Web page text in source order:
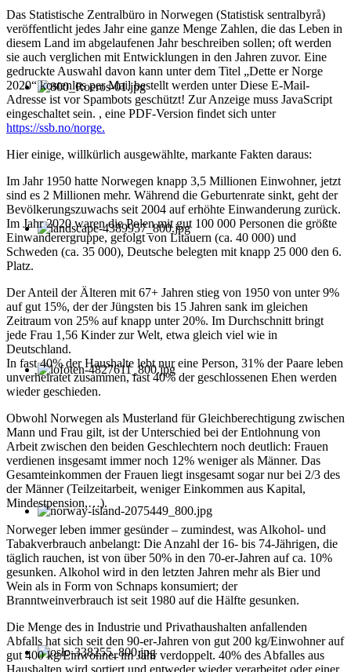
Das Statistische Zentralbüro in Norwegen (Statistisk sentralbyrå)
veröffentlicht jedes Jahr eine ganze Menge Zahlen, die das Leben in
diesem Land im abgelaufenen Jahr beschreiben sollen; oft werden
sie auch verglichen mit Entwicklungen in den Jahren zuvor. Eine
gedruckte Auswahl davon kann unter dem Titel „Dette er Norge
2020“ kostenlos per Mail bestellt werden unterDiese E-Mail-
Adresse ist vor Spambots geschützt! Zur Anzeige muss JavaScript
eingeschaltet sein. , eine PDF-Version findet sich unter
https://ssb.no/norge.
Hier einige, willkürlich ausgewählte, markante Fakten daraus:
Im Jahr 1950 hatte Norwegen knapp 3,5 Millionen Einwohner, jetzt
sind es 2 Millionen mehr. Während die Geburtenrate sinkt, geht der
Bevölkerungszuwachs seit 2004 auf erhöhte Einwanderung zurück.
Im Jahr 2020 waren die Polen mit gut 100 000 Personen die größte
Einwanderergruppe, gefolgt von Litauern (ca. 40 000) und
Schweden (ca. 35 000), Deutsche belegten mit knapp 25 000 den 6.
Platz.
Der Anteil der Älteren mit 67+ Jahren stieg von 1950 von unter 9%
auf gut 15%, der der Jüngsten bis 15 Jahren sank im gleichen
Zeitraum von 25% auf knapp unter 20%. Im Durchschnitt bringt
jede Frau 1,56 Kinder zur Welt, etwa gleich viel wie in
Deutschland.
In fast 40% der Haushalte lebt nur eine Person, 31% der Paare leben
unverheiratet zusammen, fast 40% der geschlossenen Ehen werden
wieder geschieden.
Obwohl Norwegen als Musterland für Gleichberechtigung zwischen
Mann und Frau gilt, ist der Unterschied bei der Entlohnung von
Arbeit zwischen den beiden Geschlechtern noch deutlich: Frauen
verdienen insgesamt immer noch 12% weniger als Männer. Das
Gesamteinkommen der Frauen liegt insgesamt sogar nur bei 2/3 des
der Männer (Teilzeitarbeit, weniger Einkommen aus Kapital,
Mindestpension,…).
Norweger leben immer gesünder – zumindest, was Alkohol- und
Tabakverbrauch anbelangt: Die Anzahl der 16- bis 74-Jährigen, die
täglich rauchen, ist von über 50% in den 70-er-Jahren auf ca. 10%
gesunken. Alkohol wird in den letzten Jahren mehr als Bier und
Wein als in Form von Schnaps konsumiert; der
Branntweinverbrauch ist seit 1980 auf die Hälfte gesunken.
Die Menge des in Industrie und Privathaushalten anfallenden
Abfalls hat sich seit den 90-er-Jahren von gut 200 kg/Einwohner auf
gut 400 kg/Einwohner im Jahr verdoppelt. 40% des Abfalles aus
Haushalten wird sortiert und entweder wieder verarbeitet oder einer